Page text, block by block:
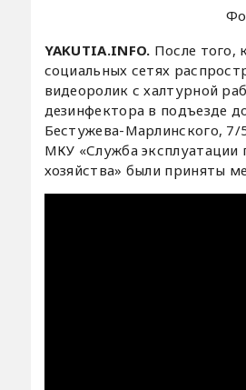
YAKUTIA.INFO. После того,
социальных сетях
видеоролик с халтурной
дезинфектора в подъезде
Бестужева-Марлинского, 7/
МКУ «Служба эксплуатации
хозяйства» были приняты